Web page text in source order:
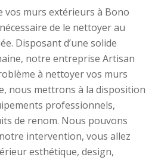
vos murs extérieurs à Bono
de le nettoyer au
Disposant d’une solide
notre entreprise Artisan
à nettoyer vos murs
nous mettrons à la disposition
professionnels,
de renom. Nous pouvons
intervention, vous allez
esthétique, design,